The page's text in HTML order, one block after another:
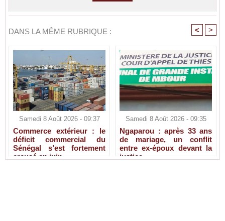
DANS LA MÊME RUBRIQUE : < >
Samedi 8 Août 2026 - 09:37
Commerce extérieur : le
déficit commercial du
Sénégal s’est fortement
creusé en juin
Samedi 8 Août 2026 - 09:35
Ngaparou : après 33 ans
de mariage, un conflit
entre ex-époux devant la
justice